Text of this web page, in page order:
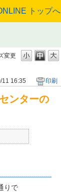
変更
11 16:35 印刷
ンターの
りで